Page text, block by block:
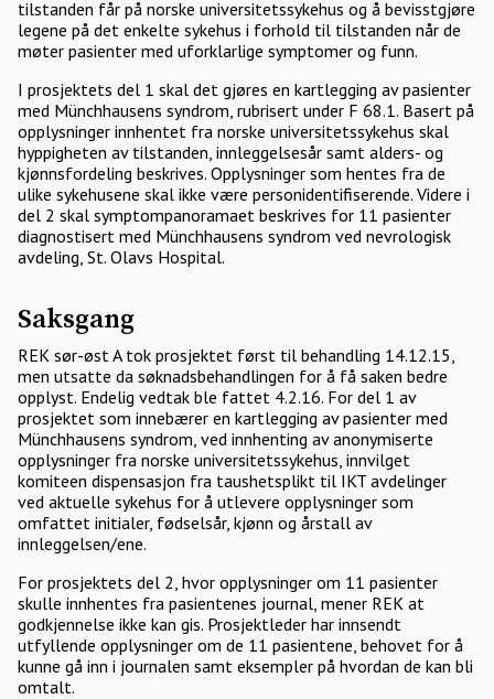
tilstanden får på norske universitetssykehus og å bevisstgjøre
legene på det enkelte sykehus i forhold til tilstanden når de
møter pasienter med uforklarlige symptomer og funn.
I prosjektets del 1 skal det gjøres en kartlegging av pasienter
med Münchhausens syndrom, rubrisert under F 68.1. Basert på
opplysninger innhentet fra norske universitetssykehus skal
hyppigheten av tilstanden, innleggelsesår samt alders- og
kjønnsfordeling beskrives. Opplysninger som hentes fra de
ulike sykehusene skal ikke være personidentifiserende. Videre i
del 2 skal symptompanoramaet beskrives for 11 pasienter
diagnostisert med Münchhausens syndrom ved nevrologisk
avdeling, St. Olavs Hospital.
Saksgang
REK sør-øst A tok prosjektet først til behandling 14.12.15,
men utsatte da søknadsbehandlingen for å få saken bedre
opplyst. Endelig vedtak ble fattet 4.2.16. For del 1 av
prosjektet som innebærer en kartlegging av pasienter med
Münchhausens syndrom, ved innhenting av anonymiserte
opplysninger fra norske universitetssykehus, innvilget
komiteen dispensasjon fra taushetsplikt til IKT avdelinger
ved aktuelle sykehus for å utlevere opplysninger som
omfattet initialer, fødselsår, kjønn og årstall av
innleggelsen/ene.
For prosjektets del 2, hvor opplysninger om 11 pasienter
skulle innhentes fra pasientenes journal, mener REK at
godkjennelse ikke kan gis. Prosjektleder har innsendt
utfyllende opplysninger om de 11 pasientene, behovet for å
kunne gå inn i journalen samt eksempler på hvordan de kan bli
omtalt.